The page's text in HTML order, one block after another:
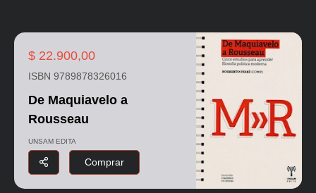
$ 22.900,00
ISBN 9789878326016
De Maquiavelo a
Rousseau
UNSAM EDITA
Comprar